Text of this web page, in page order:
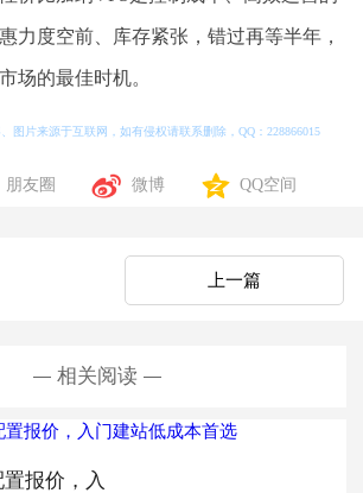
力度空前、库存紧张，错过再等半年，
场的最佳时机。
、图片来源于互联网，如有侵权请联系删除，QQ：228866015
朋友圈 微博 QQ空间
上一篇
相关阅读
报价，入